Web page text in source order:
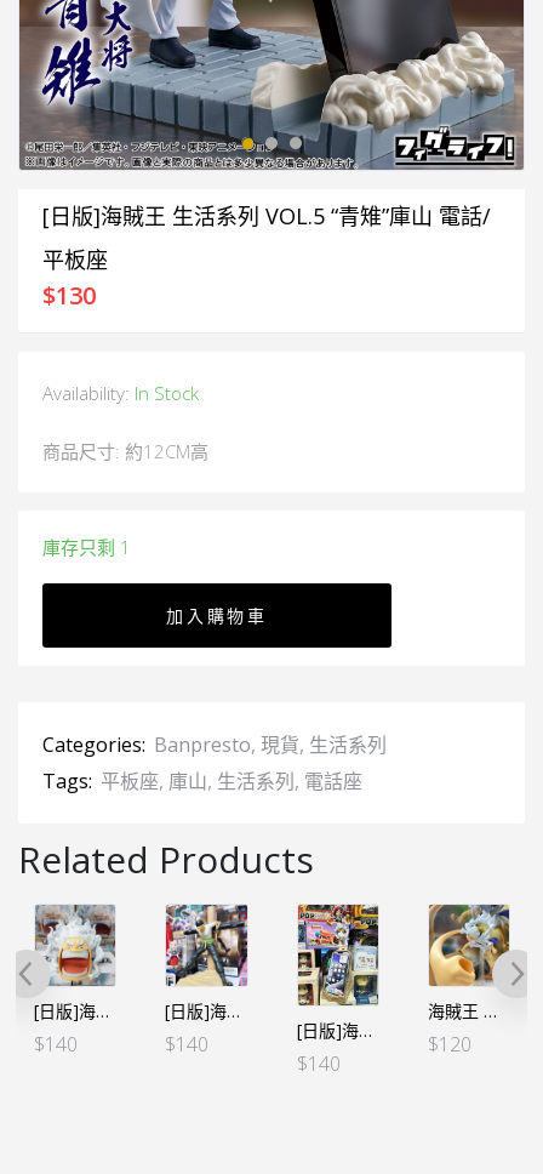
[日版]海賊王 生活系列 VOL.5 “青雉”庫山 電話/
平板座
$130
Availability: In Stock
商品尺寸: 約12CM高
庫存只剩 1
加入購物車
Categories: Banpresto, 現貨, 生活系列
Tags: 平板座, 庫山, 生活系列, 電話座
Related Products
[日版]海賊王 生活系列 VOL.3 路飛 五檔 小物盒 (日版)
$140
[日版]海賊王 生活系列 VOL.9 卓洛 海賊獵人 筆架
$140 [日版]海賊王 生活系列 VOL.2 五檔電話座 路飛 (日版)
$140
海賊王 生活系列 VOL.4 五檔尼卡 粗筆桶（行）
$120